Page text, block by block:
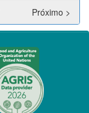
Próximo >